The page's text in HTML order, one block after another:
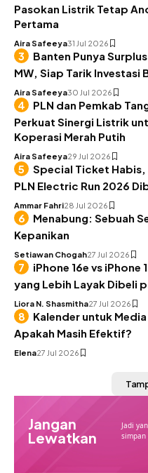
Pasokan Listrik Tetap
Pertama
Aira Safeeya31 Jul 2026
Banten Punya
MW, Siap Tarik Investasi
Aira Safeeya30 Jul 2026
PLN dan Pemkab
Perkuat Sinergi Listrik
Koperasi Merah Putih
Aira Safeeya29 Jul 2026
Special Ticket Habis,
PLN Electric Run 2026
Ammar Fahri28 Jul 2026
Menabung: Sebuah
Kepanikan
Setiawan Chogah27 Jul 2026
iPhone 16e vs iPhone
yang Lebih Layak Dibeli
Liora N. Shasmitha27 Jul 2026
Kalender untuk
Apakah Masih Efektif?
Elena27 Jul 2026
Jangan
Lewatkan
Jadi